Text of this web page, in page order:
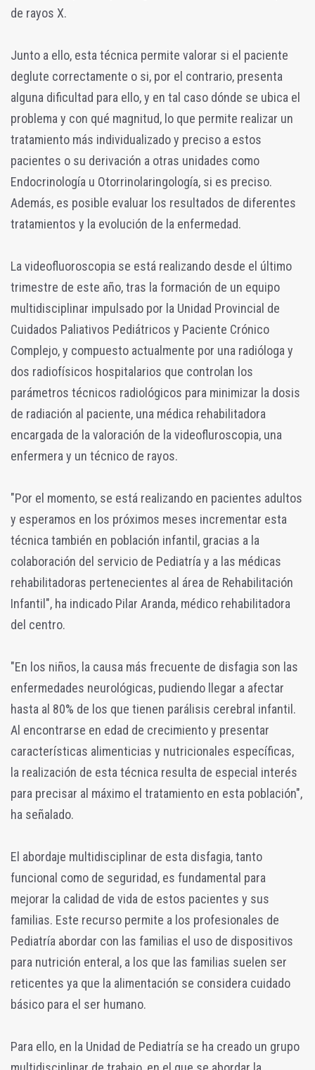
de rayos X.
Junto a ello, esta técnica permite valorar si el paciente
deglute correctamente o si, por el contrario, presenta
alguna dificultad para ello, y en tal caso dónde se ubica el
problema y con qué magnitud, lo que permite realizar un
tratamiento más individualizado y preciso a estos
pacientes o su derivación a otras unidades como
Endocrinología u Otorrinolaringología, si es preciso.
Además, es posible evaluar los resultados de diferentes
tratamientos y la evolución de la enfermedad.
La videofluoroscopia se está realizando desde el último
trimestre de este año, tras la formación de un equipo
multidisciplinar impulsado por la Unidad Provincial de
Cuidados Paliativos Pediátricos y Paciente Crónico
Complejo, y compuesto actualmente por una radióloga y
dos radiofísicos hospitalarios que controlan los
parámetros técnicos radiológicos para minimizar la dosis
de radiación al paciente, una médica rehabilitadora
encargada de la valoración de la videofluroscopia, una
enfermera y un técnico de rayos.
"Por el momento, se está realizando en pacientes adultos
y esperamos en los próximos meses incrementar esta
técnica también en población infantil, gracias a la
colaboración del servicio de Pediatría y a las médicas
rehabilitadoras pertenecientes al área de Rehabilitación
Infantil", ha indicado Pilar Aranda, médico rehabilitadora
del centro.
"En los niños, la causa más frecuente de disfagia son las
enfermedades neurológicas, pudiendo llegar a afectar
hasta al 80% de los que tienen parálisis cerebral infantil.
Al encontrarse en edad de crecimiento y presentar
características alimenticias y nutricionales específicas,
la realización de esta técnica resulta de especial interés
para precisar al máximo el tratamiento en esta población",
ha señalado.
El abordaje multidisciplinar de esta disfagia, tanto
funcional como de seguridad, es fundamental para
mejorar la calidad de vida de estos pacientes y sus
familias. Este recurso permite a los profesionales de
Pediatría abordar con las familias el uso de dispositivos
para nutrición enteral, a los que las familias suelen ser
reticentes ya que la alimentación se considera cuidado
básico para el ser humano.
Para ello, en la Unidad de Pediatría se ha creado un grupo